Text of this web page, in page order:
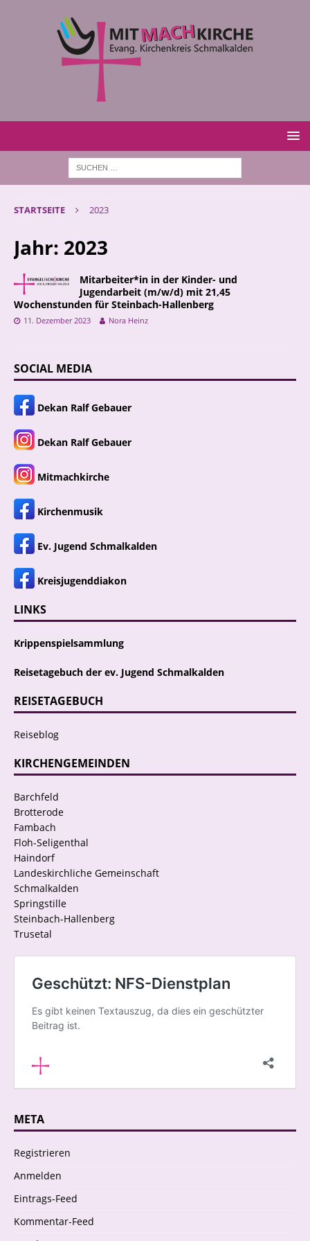
STARTSEITE 2023
Jahr: 2023
Mitarbeiter*in in der Kinder- und
Jugendarbeit (m/w/d) mit 21,45
Wochenstunden für Steinbach-Hallenberg
11. Dezember 2023 Nora Heinz
SOCIAL MEDIA
Dekan Ralf Gebauer
Dekan Ralf Gebauer
Mitmachkirche
Kirchenmusik
Ev. Jugend Schmalkalden
Kreisjugenddiakon
LINKS
Krippenspielsammlung
Reisetagebuch der ev. Jugend Schmalkalden
REISETAGEBUCH
Reiseblog
KIRCHENGEMEINDEN
Barchfeld
Brotterode
Fambach
Floh-Seligenthal
Haindorf
Landeskirchliche Gemeinschaft
Schmalkalden
Springstille
Steinbach-Hallenberg
Trusetal
META
Registrieren
Anmelden
Eintrags-Feed
Kommentar-Feed